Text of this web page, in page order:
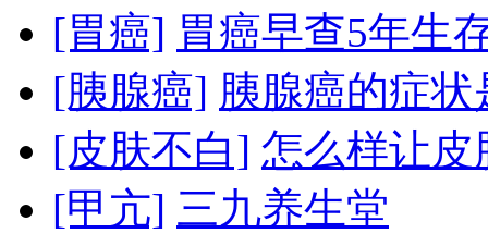
[胃癌] 胃癌早查5年生
[胰腺癌] 胰腺癌的症状
[皮肤不白] 怎么样让皮
[甲亢] 三九养生堂